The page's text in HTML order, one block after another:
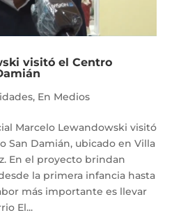
visitó el Centro
, En Medios
Marcelo Lewandowski visitó
San Damián, ubicado en Villa
En el proyecto brindan
la primera infancia hasta
más importante es llevar
El...